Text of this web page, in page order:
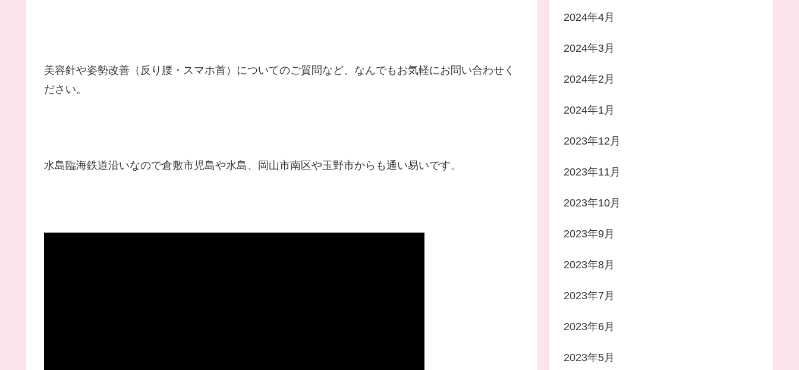
美容針や姿勢改善（反り腰・スマホ首）についてのご質問など、なんでもお気軽にお問い合わせく
ださい。
水島臨海鉄道沿いなので倉敷市児島や水島、岡山市南区や玉野市からも通い易いです。
2024年4月
2024年3月
2024年2月
2024年1月
2023年12月
2023年11月
2023年10月
2023年9月
2023年8月
2023年7月
2023年6月
2023年5月